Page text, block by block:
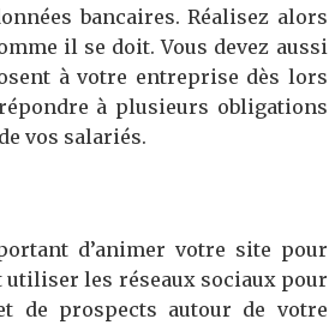
bancaires. Réalisez alors
il se doit. Vous devez aussi
à votre entreprise dès lors
à plusieurs obligations
vos salariés.
d’animer votre site pour
utiliser les réseaux sociaux pour
de prospects autour de votre